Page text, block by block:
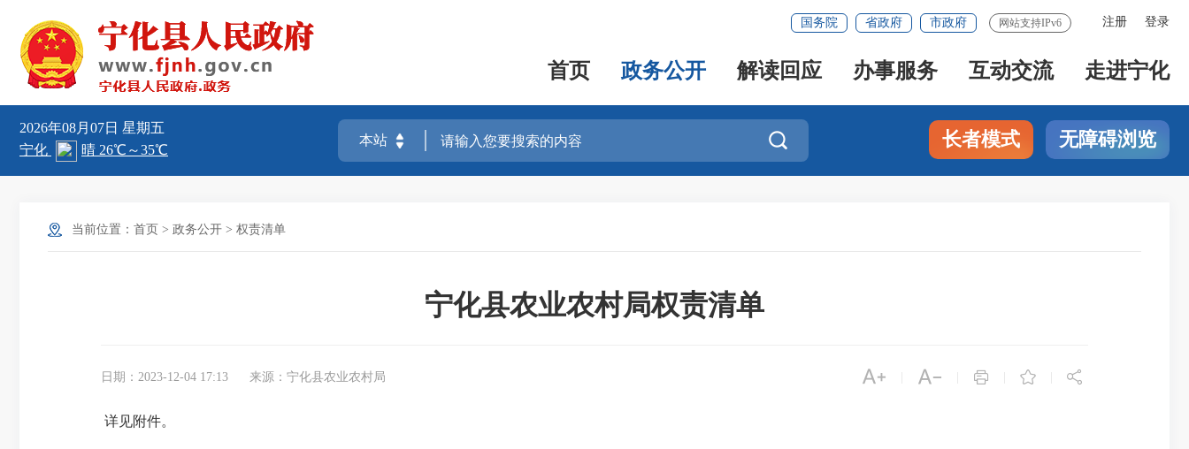
注册 登录
国务院 省政府 市政府 网站支持IPv6
首页 政务公开 解读回应 办事服务 互动交流 走进宁化
2026年08月07日 星期五
 长者模式 无障碍浏览
当前位置： 首页 > 政务公开 > 权责清单
宁化县农业农村局权责清单
日期：2023-12-04 17:13 来源：宁化县农业农村局     
详见附件。